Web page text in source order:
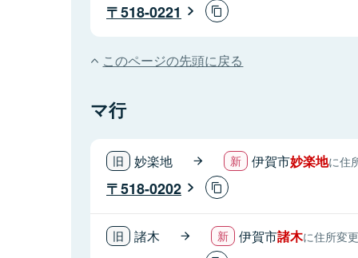
518-0221
このページの先頭に戻る
マ行
妙楽地 伊賀市妙楽地に住
518-0202
諸木 伊賀市諸木に住所変更